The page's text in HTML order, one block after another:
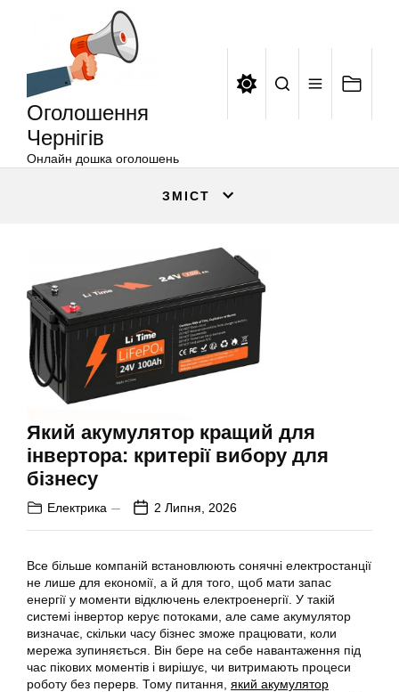
Оголошення
Чернігів
Онлайн дошка оголошень
ЗМІСТ
Який акумулятор кращий для
інвертора: критерії вибору для
бізнесу
Електрика 2 Липня, 2026
Все більше компаній встановлюють сонячні електростанції
не лише для економії, а й для того, щоб мати запас
енергії у моменти відключень електроенергії. У такій
системі інвертор керує потоками, але саме акумулятор
визначає, скільки часу бізнес зможе працювати, коли
мережа зупиняється. Він бере на себе навантаження під
час пікових моментів і вирішує, чи витримають процеси
роботу без перерв. Тому питання, який акумулятор